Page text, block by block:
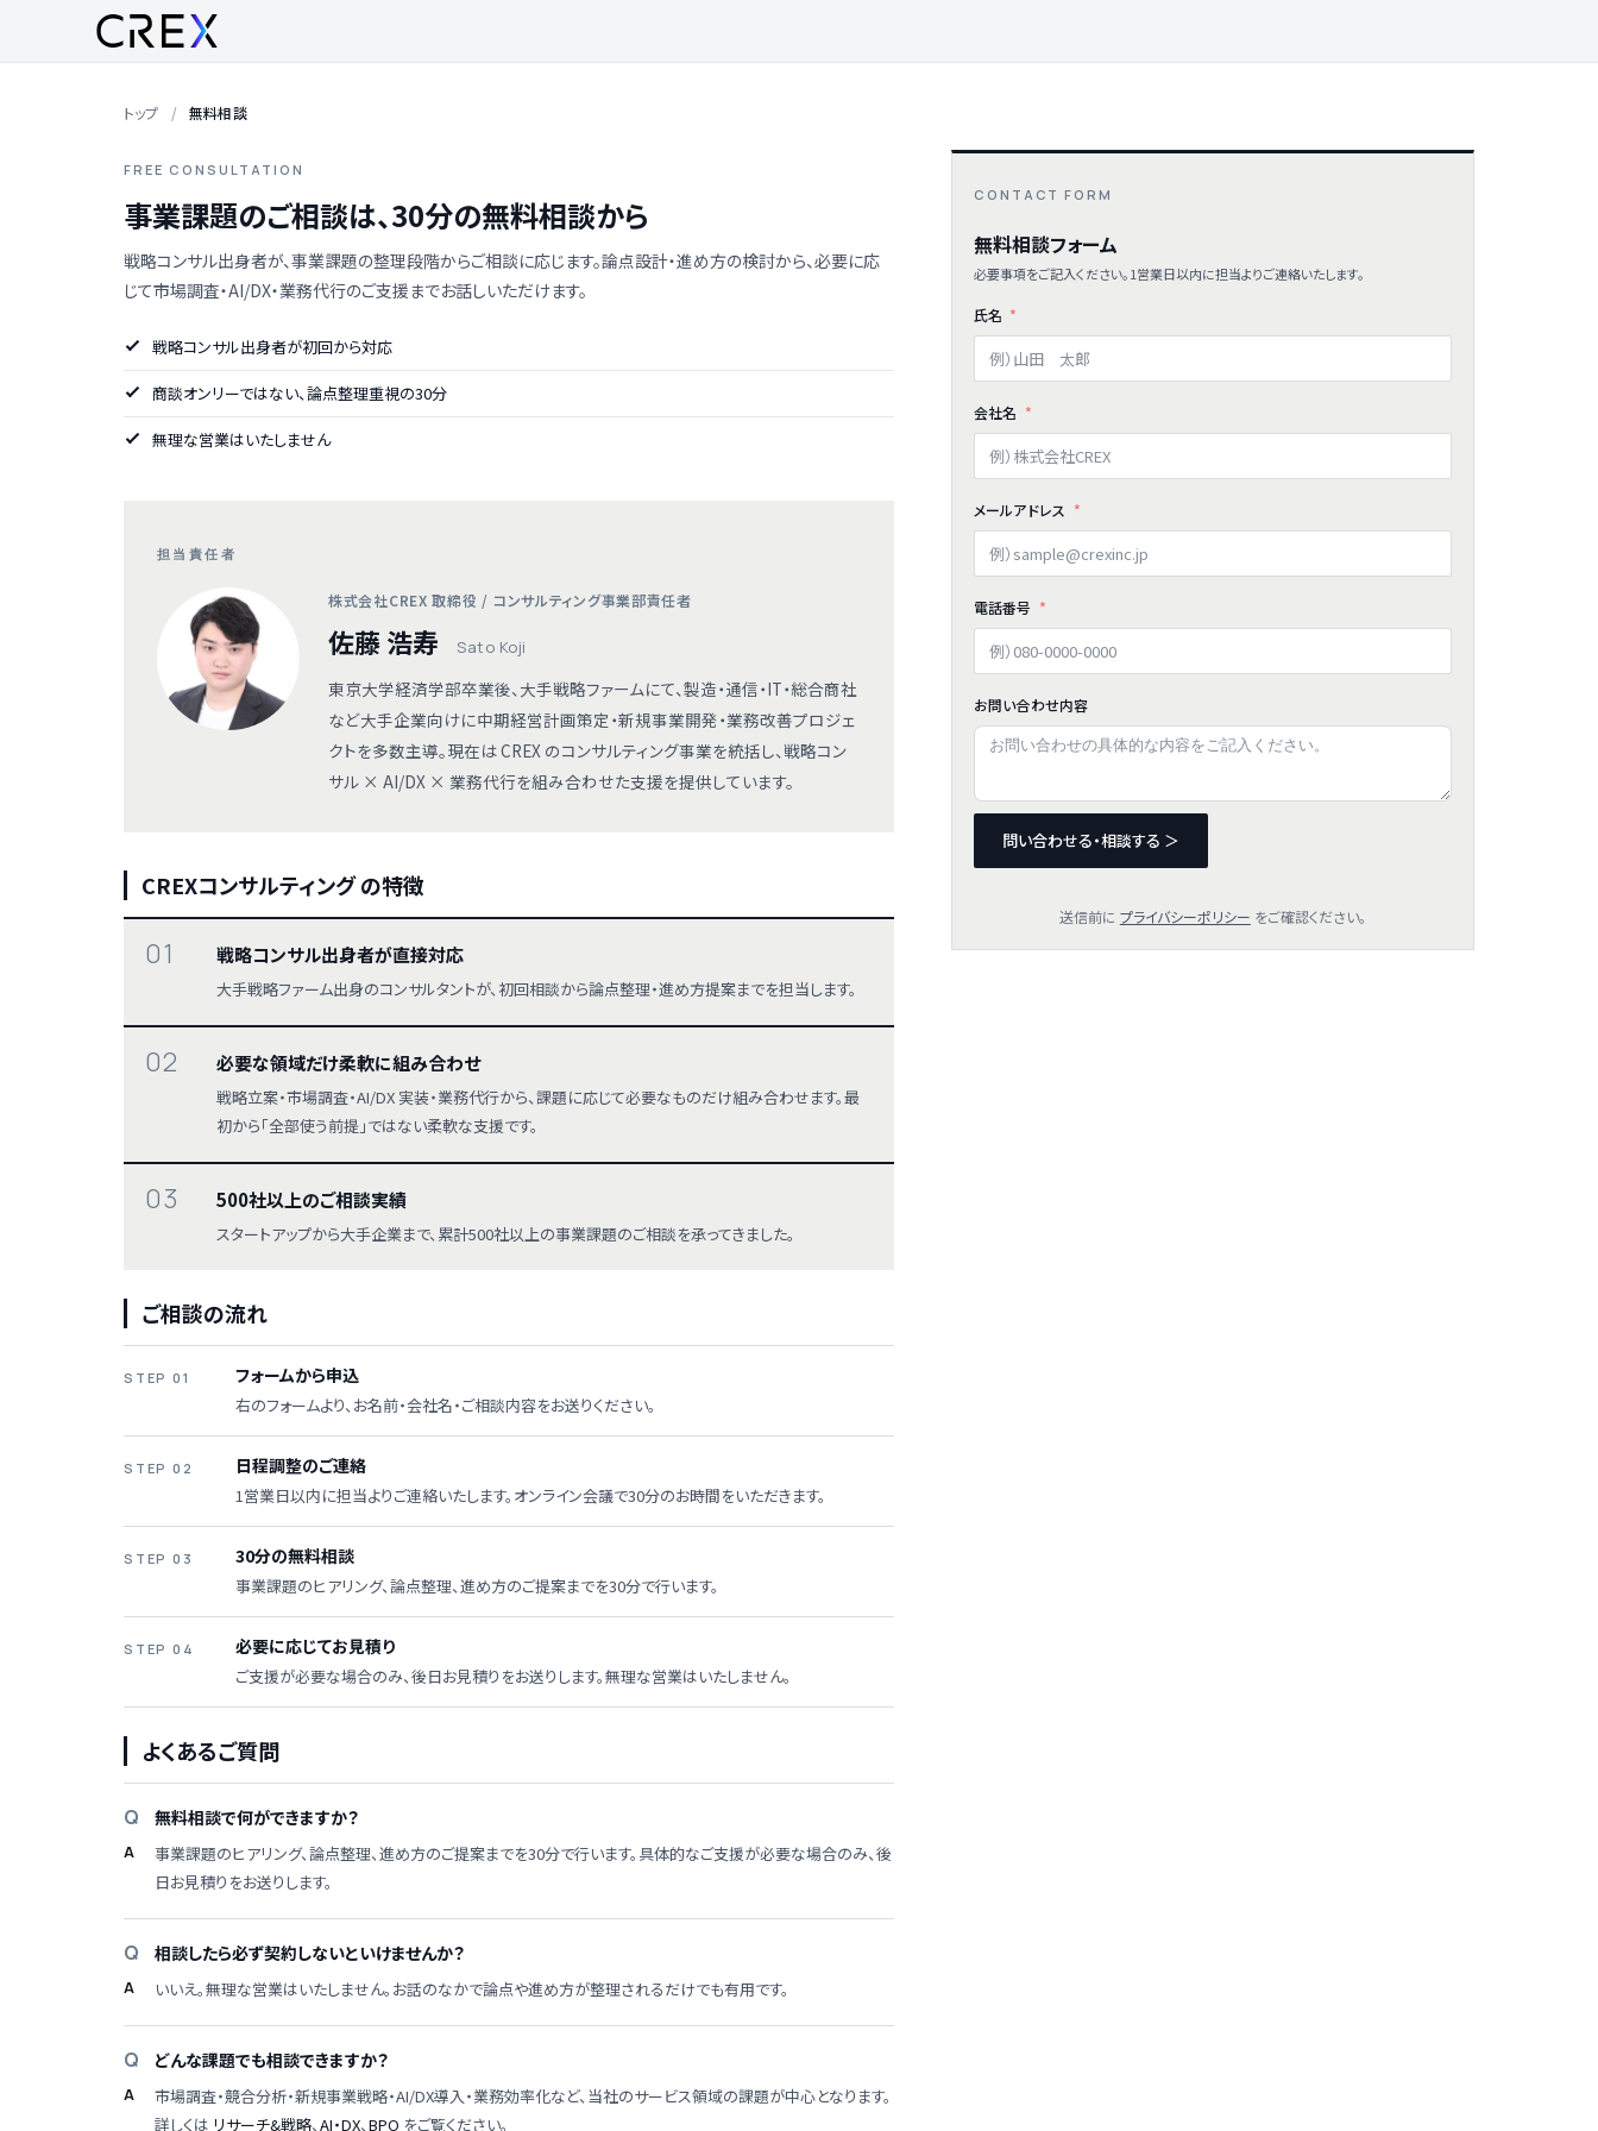
トップ 無料相談
FREE CONSULTATION
事業課題のご相談は、30分の無料相談から
戦略コンサル出身者が、事業課題の整理段階からご相談に応じます。論点設計・進め方の検討から、必要に応
じて市場調査・AI/DX・業務代行のご支援までお話しいただけます。
戦略コンサル出身者が初回から対応
商談オンリーではない、論点整理重視の30分
無理な営業はいたしません
CONTACT FORM
無料相談フォーム
必要事項をご記入ください。1営業日以内に担当よりご連絡いたします。
氏名
会社名
メールアドレス
電話番号
お問い合わせ内容
問い合わせる・相談する ＞
送信前に プライバシーポリシー をご確認ください。
担当責任者
株式会社CREX 取締役 / コンサルティング事業部責任者
佐藤 浩寿 Sato Koji
東京大学経済学部卒業後、大手戦略ファームにて、製造・通信・IT・総合商社
など大手企業向けに中期経営計画策定・新規事業開発・業務改善プロジェ
クトを多数主導。現在は CREX のコンサルティング事業を統括し、戦略コン
サル × AI/DX × 業務代行を組み合わせた支援を提供しています。
CREXコンサルティング の特徴
01 戦略コンサル出身者が直接対応
大手戦略ファーム出身のコンサルタントが、初回相談から論点整理・進め方提案までを担当します。
02 必要な領域だけ柔軟に組み合わせ
戦略立案・市場調査・AI/DX 実装・業務代行から、課題に応じて必要なものだけ組み合わせます。最
初から「全部使う前提」ではない柔軟な支援です。
03 500社以上のご相談実績
スタートアップから大手企業まで、累計500社以上の事業課題のご相談を承ってきました。
ご相談の流れ
STEP 01 フォームから申込
右のフォームより、お名前・会社名・ご相談内容をお送りください。
STEP 02 日程調整のご連絡
1営業日以内に担当よりご連絡いたします。オンライン会議で30分のお時間をいただきます。
STEP 03 30分の無料相談
事業課題のヒアリング、論点整理、進め方のご提案までを30分で行います。
STEP 04 必要に応じてお見積り
ご支援が必要な場合のみ、後日お見積りをお送りします。無理な営業はいたしません。
よくあるご質問
無料相談で何ができますか？
事業課題のヒアリング、論点整理、進め方のご提案までを30分で行います。具体的なご支援が必要な場合のみ、後
日お見積りをお送りします。
相談したら必ず契約しないといけませんか？
いいえ。無理な営業はいたしません。お話のなかで論点や進め方が整理されるだけでも有用です。
どんな課題でも相談できますか？
市場調査・競合分析・新規事業戦略・AI/DX導入・業務効率化など、当社のサービス領域の課題が中心となります。
詳しくは リサーチ&戦略、AI・DX、BPO をご覧ください。